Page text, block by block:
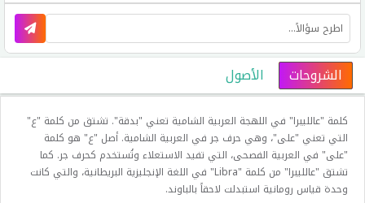
الشروحات الأصول
كلمة "عالليبرا" في اللهجة العربية الشامية تعني "بدقة". تشتق من كلمة "ع"
التي تعني "على"، وهي حرف جر في العربية الشامية. أصل "ع" هو كلمة
"على" في العربية الفصحى، التي تفيد الاستعلاء وتُستخدم كحرف جر. كما
تشتق "عالليبرا" من كلمة "Libra" في اللغة الإنجليزية البريطانية، والتي كانت
وحدة قياس رومانية استبدلت لاحقاً بالباوند.